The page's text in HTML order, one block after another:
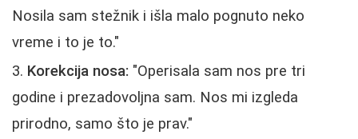
Nosila sam stežnik i išla malo pognuto neko
vreme i to je to."
Korekcija nosa: "Operisala sam nos pre tri
godine i prezadovoljna sam. Nos mi izgleda
prirodno, samo što je prav."